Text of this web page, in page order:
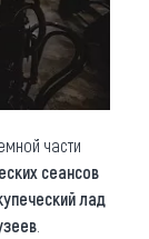
части
сеансов
лад